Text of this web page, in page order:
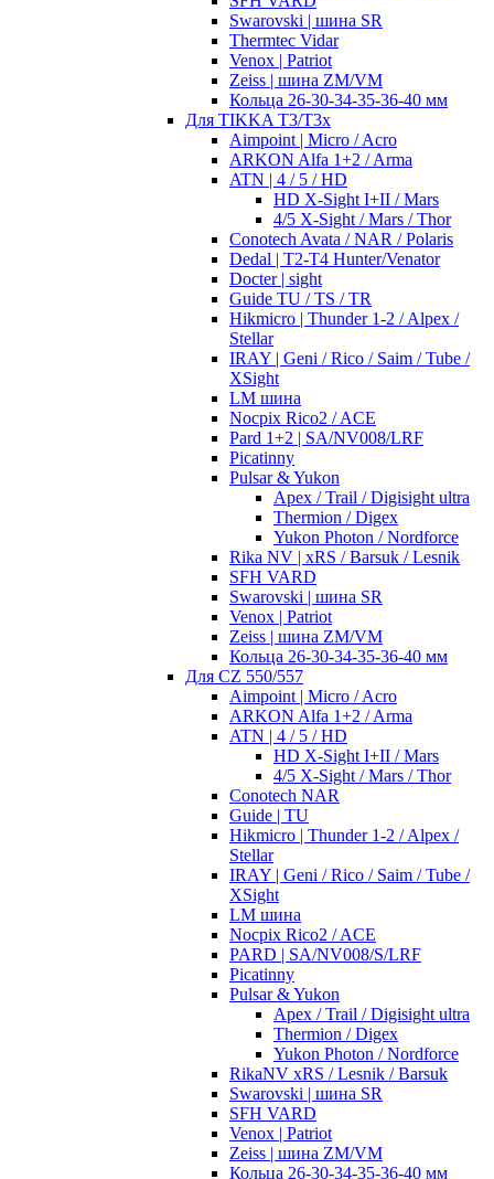
Swarovski | шина SR
Thermtec Vidar
Venox | Patriot
Zeiss | шина ZM/VM
Кольца 26-30-34-35-36-40 мм
Для TIKKA T3/T3x
Aimpoint | Micro / Acro
ARKON Alfa 1+2 / Arma
ATN | 4 / 5 / HD
HD X-Sight I+II / Mars
4/5 X-Sight / Mars / Thor
Conotech Avata / NAR / Polaris
Dedal | T2-T4 Hunter/Venator
Docter | sight
Guide TU / TS / TR
Hikmicro | Thunder 1-2 / Alpex /
Stellar
IRAY | Geni / Rico / Saim / Tube /
XSight
LM шина
Nocpix Rico2 / ACE
Pard 1+2 | SA/NV008/LRF
Picatinny
Pulsar & Yukon
Apex / Trail / Digisight ultra
Thermion / Digex
Yukon Photon / Nordforce
Rika NV | xRS / Barsuk / Lesnik
SFH VARD
Swarovski | шина SR
Venox | Patriot
Zeiss | шина ZM/VM
Кольца 26-30-34-35-36-40 мм
Для CZ 550/557
Aimpoint | Micro / Acro
ARKON Alfa 1+2 / Arma
ATN | 4 / 5 / HD
HD X-Sight I+II / Mars
4/5 X-Sight / Mars / Thor
Conotech NAR
Guide | TU
Hikmicro | Thunder 1-2 / Alpex /
Stellar
IRAY | Geni / Rico / Saim / Tube /
XSight
LM шина
Nocpix Rico2 / ACE
PARD | SA/NV008/S/LRF
Picatinny
Pulsar & Yukon
Apex / Trail / Digisight ultra
Thermion / Digex
Yukon Photon / Nordforce
RikaNV xRS / Lesnik / Barsuk
Swarovski | шина SR
SFH VARD
Venox | Patriot
Zeiss | шина ZM/VM
Кольца 26-30-34-35-36-40 мм